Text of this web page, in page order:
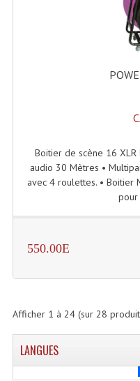
Boitier de scène 16
audio 30 Mètres •
avec 4 roulettes. • Boitier
pour
550.00E
Afficher 1 à 24(sur 28
LANGUES